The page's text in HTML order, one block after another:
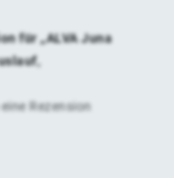
für „ALVA Juna
Rezension